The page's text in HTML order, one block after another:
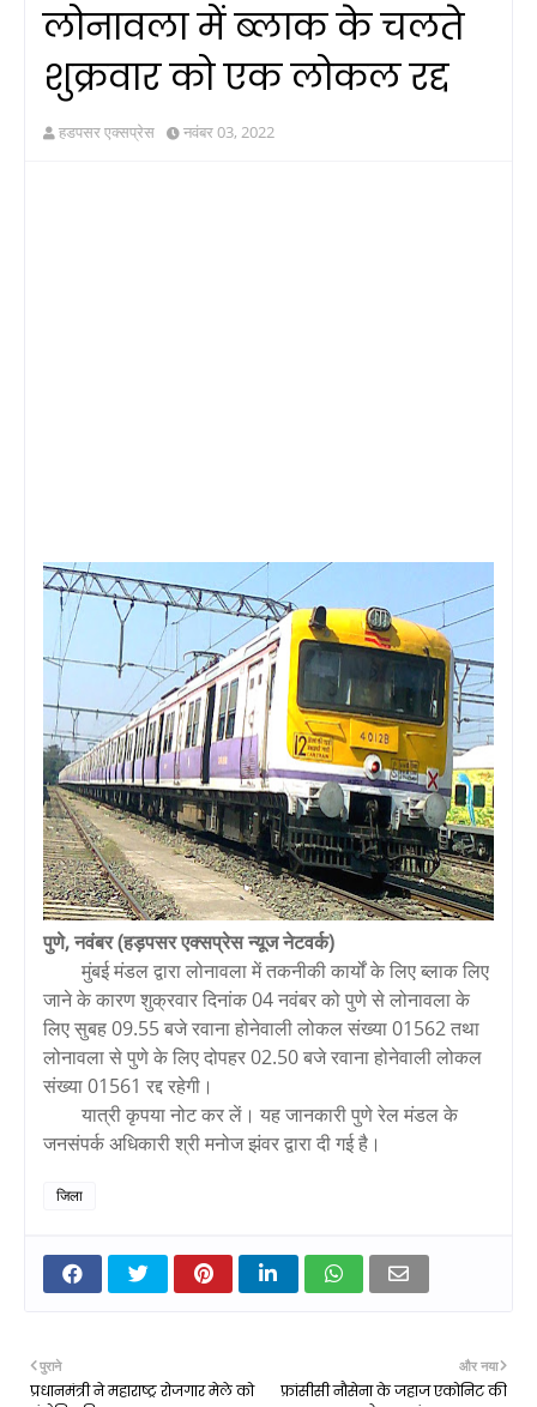
लोनावला में ब्लाक के चलते
शुक्रवार को एक लोकल रद्द
हडपसर एक्सप्रेस नवंबर 03, 2022
पुणे, नवंबर (हड़पसर एक्सप्रेस न्यूज नेटवर्क)
मुंबई मंडल द्वारा लोनावला में तकनीकी कार्यों के लिए ब्लाक लिए
जाने के कारण शुक्रवार दिनांक 04 नवंबर को पुणे से लोनावला के
लिए सुबह 09.55 बजे रवाना होनेवाली लोकल संख्या 01562 तथा
लोनावला से पुणे के लिए दोपहर 02.50 बजे रवाना होनेवाली लोकल
संख्या 01561 रद्द रहेगी।
यात्री कृपया नोट कर लें। यह जानकारी पुणे रेल मंडल के
जनसंपर्क अधिकारी श्री मनोज झंवर द्वारा दी गई है।
जिला
और नया
फ्रांसीसी नौसेना के जहाज एकोनिट की
पुराने
प्रधानमंत्री ने महाराष्ट्र रोजगार मेले को